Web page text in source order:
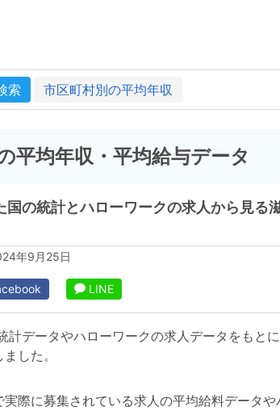
索 市区町村別の平均年収
平均年収・平均給与データ
の統計とハローワークの求人から見る
年9月25日
LINE
データやハローワークの求人データをもと
した。
実際に募集されている求人の平均給料データ